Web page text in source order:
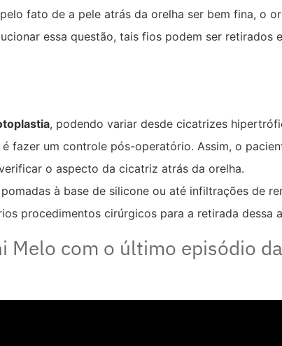
fato de a pele atrás da orelha ser bem fina, o
essa questão, tais fios podem ser retirados
, podendo variar desde cicatrizes
fazer um controle pós-operatório. Assim, o
o aspecto da cicatriz atrás da orelha.
à base de silicone ou até infiltrações de
procedimentos cirúrgicos para a retirada dessa
Melo com o último episódio